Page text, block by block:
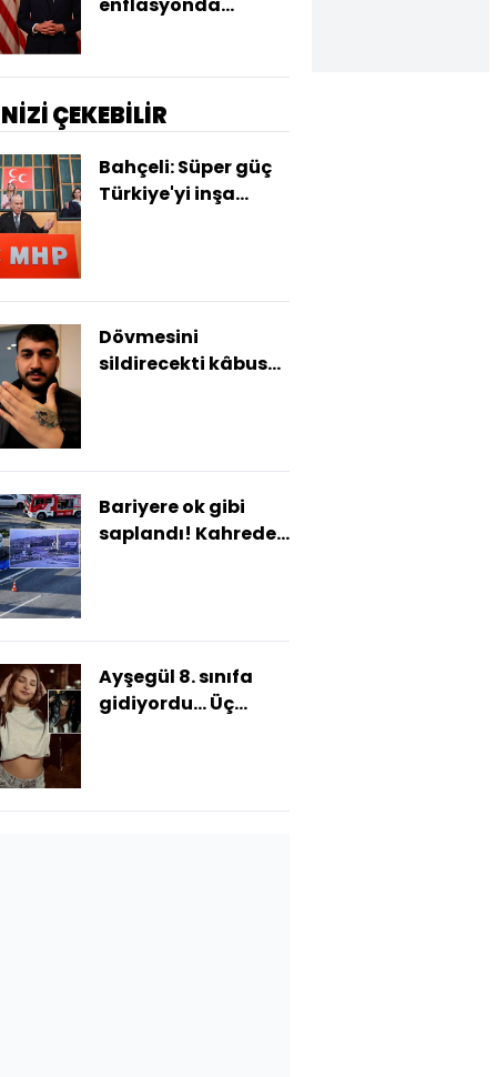
ÇEKEBİLİR
Bahçeli: Süper güç
Türkiye'yi inşa
Dövmesini
sildirecekti kâbusu
Bariyere ok gibi
saplandı! Kahreden
Ayşegül 8. sınıfa
gidiyordu... Üç